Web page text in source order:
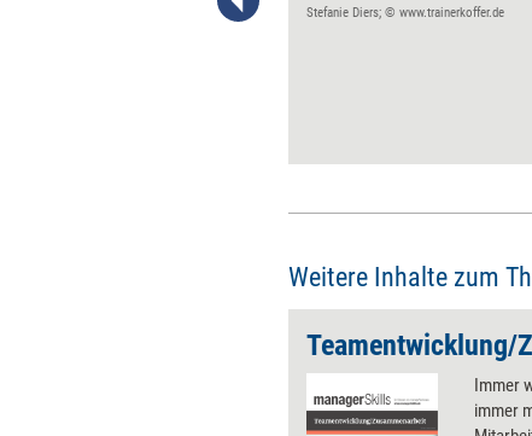
Stefanie Diers; © www.trainerkoffer.de
Weitere Inhalte zum
Teamentwicklung/
Immer
immer